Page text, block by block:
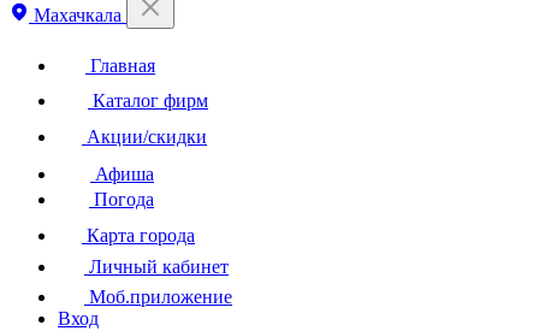
Махачкала
Главная
Каталог фирм
Акции/скидки
Афиша
Погода
Карта города
Личный кабинет
Моб.приложение
Вход